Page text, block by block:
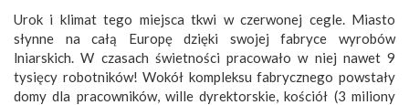
Urok i klimat tego miejsca tkwi w czerwonej cegle. Miasto
słynne na całą Europę dzięki swojej fabryce wyrobów
lniarskich. W czasach świetności pracowało w niej nawet 9
tysięcy robotników! Wokół kompleksu fabrycznego powstały
domy dla pracowników, wille dyrektorskie, kościół (3 miliony